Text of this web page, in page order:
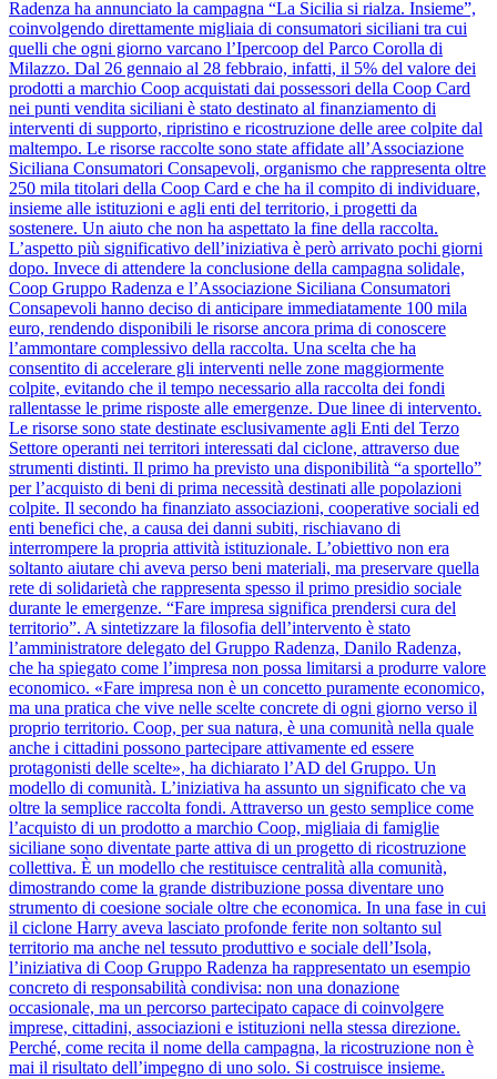
Radenza ha annunciato la campagna “La Sicilia si rialza. Insieme”,
coinvolgendo direttamente migliaia di consumatori siciliani tra cui
quelli che ogni giorno varcano l’Ipercoop del Parco Corolla di
Milazzo. Dal 26 gennaio al 28 febbraio, infatti, il 5% del valore dei
prodotti a marchio Coop acquistati dai possessori della Coop Card
nei punti vendita siciliani è stato destinato al finanziamento di
interventi di supporto, ripristino e ricostruzione delle aree colpite dal
maltempo. Le risorse raccolte sono state affidate all’Associazione
Siciliana Consumatori Consapevoli, organismo che rappresenta oltre
250 mila titolari della Coop Card e che ha il compito di individuare,
insieme alle istituzioni e agli enti del territorio, i progetti da
sostenere. Un aiuto che non ha aspettato la fine della raccolta.
L’aspetto più significativo dell’iniziativa è però arrivato pochi giorni
dopo. Invece di attendere la conclusione della campagna solidale,
Coop Gruppo Radenza e l’Associazione Siciliana Consumatori
Consapevoli hanno deciso di anticipare immediatamente 100 mila
euro, rendendo disponibili le risorse ancora prima di conoscere
l’ammontare complessivo della raccolta. Una scelta che ha
consentito di accelerare gli interventi nelle zone maggiormente
colpite, evitando che il tempo necessario alla raccolta dei fondi
rallentasse le prime risposte alle emergenze. Due linee di intervento.
Le risorse sono state destinate esclusivamente agli Enti del Terzo
Settore operanti nei territori interessati dal ciclone, attraverso due
strumenti distinti. Il primo ha previsto una disponibilità “a sportello”
per l’acquisto di beni di prima necessità destinati alle popolazioni
colpite. Il secondo ha finanziato associazioni, cooperative sociali ed
enti benefici che, a causa dei danni subiti, rischiavano di
interrompere la propria attività istituzionale. L’obiettivo non era
soltanto aiutare chi aveva perso beni materiali, ma preservare quella
rete di solidarietà che rappresenta spesso il primo presidio sociale
durante le emergenze. “Fare impresa significa prendersi cura del
territorio”. A sintetizzare la filosofia dell’intervento è stato
l’amministratore delegato del Gruppo Radenza, Danilo Radenza,
che ha spiegato come l’impresa non possa limitarsi a produrre valore
economico. «Fare impresa non è un concetto puramente economico,
ma una pratica che vive nelle scelte concrete di ogni giorno verso il
proprio territorio. Coop, per sua natura, è una comunità nella quale
anche i cittadini possono partecipare attivamente ed essere
protagonisti delle scelte», ha dichiarato l’AD del Gruppo. Un
modello di comunità. L’iniziativa ha assunto un significato che va
oltre la semplice raccolta fondi. Attraverso un gesto semplice come
l’acquisto di un prodotto a marchio Coop, migliaia di famiglie
siciliane sono diventate parte attiva di un progetto di ricostruzione
collettiva. È un modello che restituisce centralità alla comunità,
dimostrando come la grande distribuzione possa diventare uno
strumento di coesione sociale oltre che economica. In una fase in cui
il ciclone Harry aveva lasciato profonde ferite non soltanto sul
territorio ma anche nel tessuto produttivo e sociale dell’Isola,
l’iniziativa di Coop Gruppo Radenza ha rappresentato un esempio
concreto di responsabilità condivisa: non una donazione
occasionale, ma un percorso partecipato capace di coinvolgere
imprese, cittadini, associazioni e istituzioni nella stessa direzione.
Perché, come recita il nome della campagna, la ricostruzione non è
mai il risultato dell’impegno di uno solo. Si costruisce insieme.